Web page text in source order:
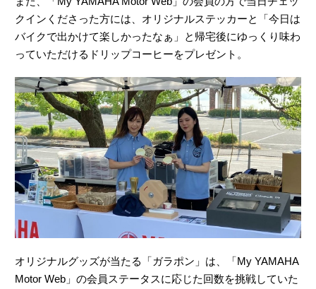
クインくださった方には、オリジナルステッカーと「今日は
バイクで出かけて楽しかったなぁ」と帰宅後にゆっくり味わ
っていただけるドリップコーヒーをプレゼント。
オリジナルグッズが当たる「ガラポン」は、「My YAMAHA
Motor Web」の会員ステータスに応じた回数を挑戦していた